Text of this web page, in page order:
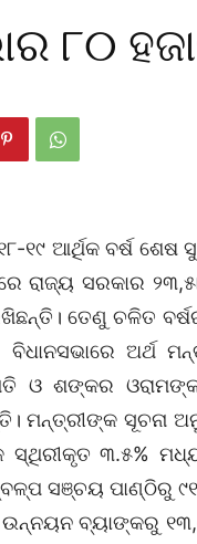
୮୦
୧୯ ଆର୍ଥିକ ବର୍ଷ ଶେଷ
ରାଜ୍ୟ ସରକାର
ତେଣୁ ଚଳିତ
ବିଧାନସଭାରେ ଅର୍ଥ
ଓ ଶଙ୍କର
ମନ୍ତ୍ରୀଙ୍କ ସୂଚନା
ସ୍ଥିରୀକୃତ ୩.୫%
ସଞ୍ଚୟ ପାଣ୍ଠିରୁ
ବ୍ୟାଙ୍କରୁ